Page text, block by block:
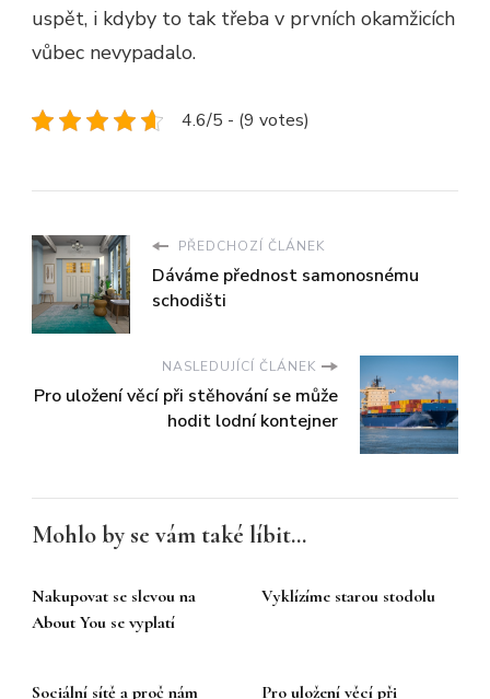
uspět, i kdyby to tak třeba v prvních okamžicích
vůbec nevypadalo.
4.6/5 - (9 votes)
PŘEDCHOZÍ ČLÁNEK
Dáváme přednost samonosnému
schodišti
NASLEDUJÍCÍ ČLÁNEK
Pro uložení věcí při stěhování se může
hodit lodní kontejner
Mohlo by se vám také líbit...
Nakupovat se slevou na
About You se vyplatí
Vyklízíme starou stodolu
Sociální sítě a proč nám Pro uložení věcí při